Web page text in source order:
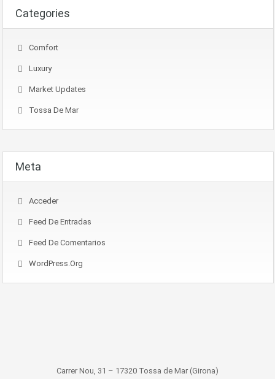
Categories
Comfort
Luxury
Market Updates
Tossa De Mar
Meta
Acceder
Feed De Entradas
Feed De Comentarios
WordPress.org
Carrer Nou, 31 – 17320 Tossa de Mar (Girona)